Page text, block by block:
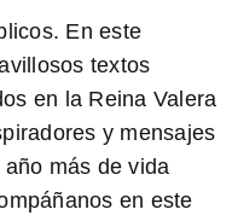
En este
textos
en la Reina Valera
y mensajes
más de vida
en este